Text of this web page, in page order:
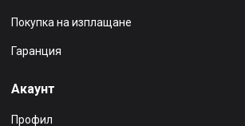
Покупка на изплащане
Гаранция
Акаунт
Профил